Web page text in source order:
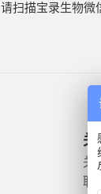
请扫描宝录生物微
关
关
联